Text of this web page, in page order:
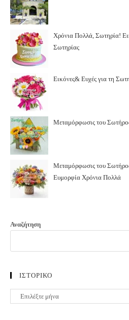
Χρόνια Πολλά, Σωτηρία!
Σωτηρίας
Εικόνες& Ευχές για τη
Μεταμόρφωσις του
Μεταμόρφωσις του
Ευμορφία Χρόνια Πολλά
Αναζήτηση
ΙΣΤΟΡΙΚΟ
ΙΣΤΟΡΙΚΟ